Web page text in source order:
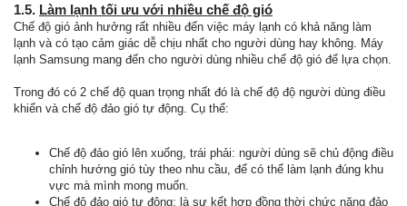
1.5. Làm lạnh tối ưu với nhiều chế độ gió
Chế độ gió ảnh hưởng rất nhiều đến việc máy lạnh có khả năng làm
lạnh và có tạo cảm giác dễ chịu nhất cho người dùng hay không. Máy
lạnh Samsung mang đến cho người dùng nhiều chế độ gió để lựa chọn.
Trong đó có 2 chế độ quan trọng nhất đó là chế độ độ người dùng điều
khiển và chế độ đảo gió tự động. Cụ thể:
Chế độ đảo gió lên xuống, trái phải: người dùng sẽ chủ động điều
chỉnh hướng gió tùy theo nhu cầu, để có thể làm lạnh đúng khu
vực mà mình mong muốn.
Chế độ đảo gió tự động: là sự kết hợp đồng thời chức năng đảo